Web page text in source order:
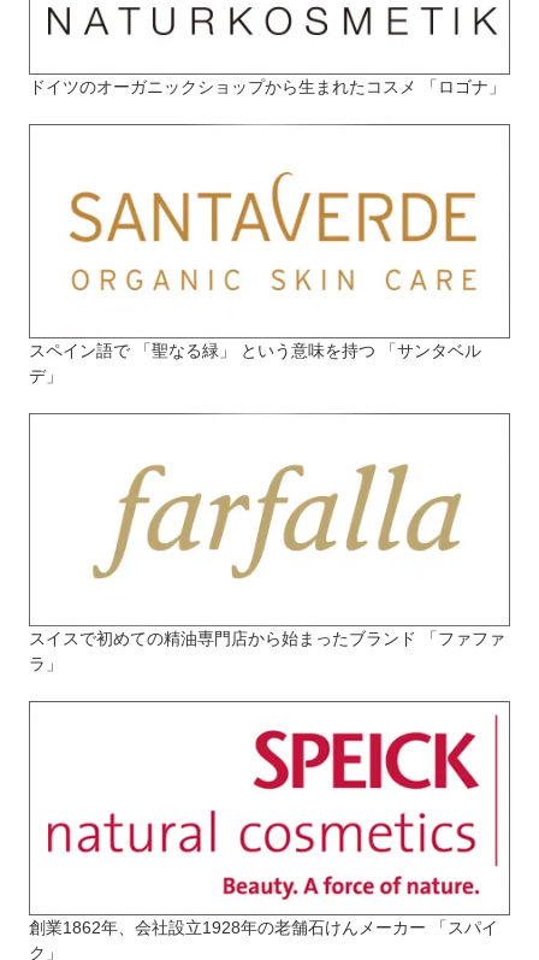
ドイツのオーガニックショップから生まれたコスメ 「ロゴナ」
スペイン語で 「聖なる緑」 という意味を持つ 「サンタベル
デ」
スイスで初めての精油専門店から始まったブランド 「ファファ
ラ」
創業1862年、会社設立1928年の老舗石けんメーカー 「スパイ
ク」